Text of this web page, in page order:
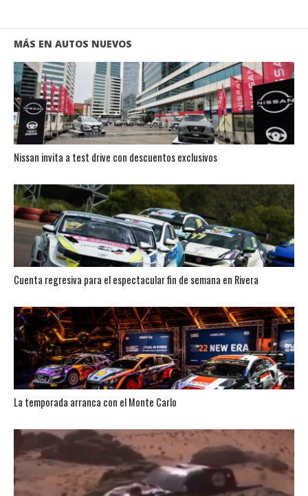
MÁS EN AUTOS NUEVOS
Nissan invita a test drive con descuentos exclusivos
Cuenta regresiva para el espectacular fin de semana en Rivera
La temporada arranca con el Monte Carlo